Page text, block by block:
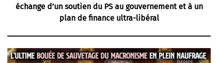
échange d’un soutien du PS au gouvernement et à un
plan de finance ultra-libéral